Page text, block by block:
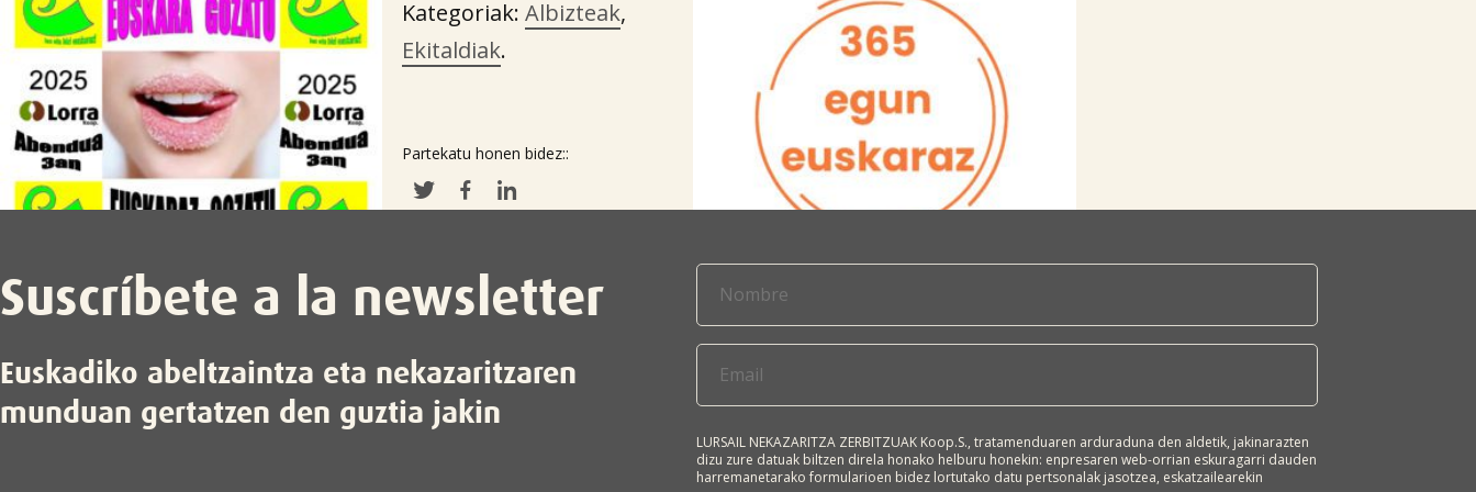
Kategoriak: Albizteak,
Ekitaldiak.
Partekatu honen bidez::
Suscríbete a la newsletter
Euskadiko abeltzaintza eta nekazaritzaren
munduan gertatzen den guztia jakin
LURSAIL NEKAZARITZA ZERBITZUAK Koop.S., tratamenduaren arduraduna den aldetik, jakinarazten
dizu zure datuak biltzen direla honako helburu honekin: enpresaren web-orrian eskuragarri dauden
harremanetarako formularioen bidez lortutako datu pertsonalak jasotzea, eskatzailearekin